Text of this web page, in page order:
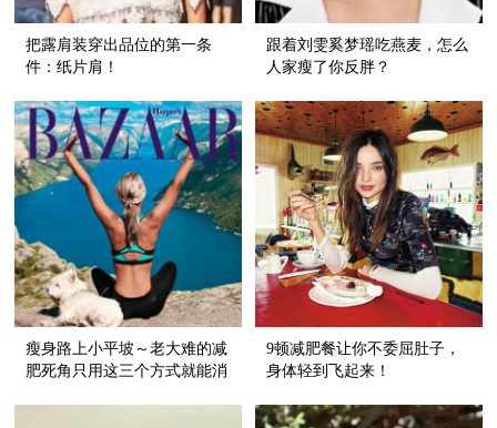
把露肩装穿出品位的第一条
件：纸片肩！
跟着刘雯奚梦瑶吃燕麦，怎么
人家瘦了你反胖？
瘦身路上小平坡～老大难的减
肥死角只用这三个方式就能消
9顿减肥餐让你不委屈肚子，
身体轻到飞起来！